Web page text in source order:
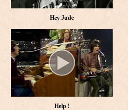
Hey Jude
Help !